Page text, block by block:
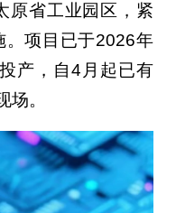
原省工业园区，紧
。项目已于2026年
产，自4月起已有
。